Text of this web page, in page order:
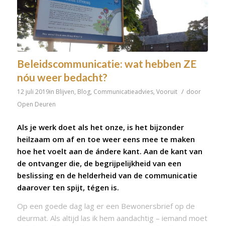
Beleidscommunicatie: wat hebben ZE
nóu weer bedacht?
12 juli 2019in Blijven, Blog, Communicatieadvies, Vooruit / door
Open Deuren
Als je werk doet als het onze, is het bijzonder
heilzaam om af en toe weer eens mee te maken
hoe het voelt aan de ándere kant. Aan de kant van
de ontvanger die, de begrijpelijkheid van een
beslissing en de helderheid van de communicatie
daarover ten spijt, tégen is.
Op een goede dag lag er een Bewonersbrief op de
deurmat. Als altijd las ik hem aandachtig – iemand moet